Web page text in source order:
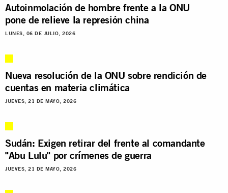
Autoinmolación de hombre frente a la ONU
pone de relieve la represión china
LUNES, 06 DE JULIO, 2026
Nueva resolución de la ONU sobre rendición de
cuentas en materia climática
JUEVES, 21 DE MAYO, 2026
Sudán: Exigen retirar del frente al comandante
"Abu Lulu" por crímenes de guerra
JUEVES, 21 DE MAYO, 2026